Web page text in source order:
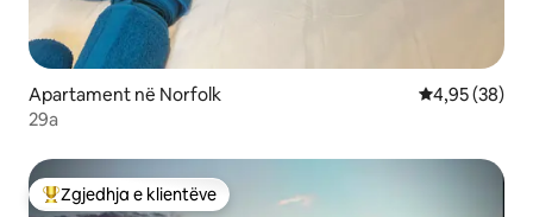
Apartament në Norfolk Vlerësimi
4,95 (38)
29a
Më të mirat e zgjedhjeve të klientëve
Zgjedhja e klientëve